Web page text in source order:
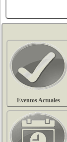
Eventos Actuales